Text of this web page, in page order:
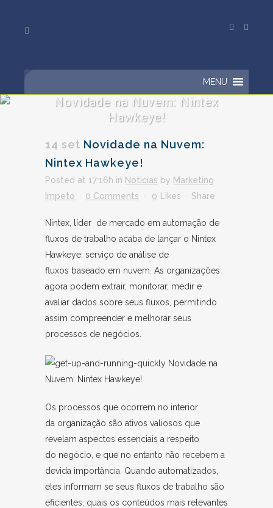
MENU
Novidade na Nuvem: Nintex
Hawkeye!
14 set Novidade na Nuvem:
Nintex Hawkeye!
Posted at 17:16h in Noticias by Marketing
Impeto
0 Comments 0 Likes Share
Nintex, líder de mercado em automação de
fluxos de trabalho acaba de lançar o Nintex
Hawkeye: serviço de análise de
fluxos baseado em nuvem. As organizações
agora podem extrair, monitorar, medir e
avaliar dados sobre seus fluxos, permitindo
assim compreender e melhorar seus
processos de negócios.
Os processos que ocorrem no interior
da organização são ativos valiosos que
revelam aspectos essenciais a respeito
do negócio, e que no entanto não recebem a
devida importância. Quando automatizados,
eles informam se seus fluxos de trabalho são
eficientes, quais os conteúdos mais relevantes